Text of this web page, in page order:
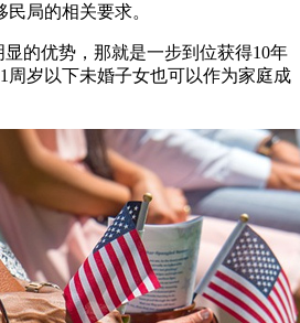
局的相关要求。
的优势，那就是一步到位获得10年
周岁以下未婚子女也可以作为家庭成